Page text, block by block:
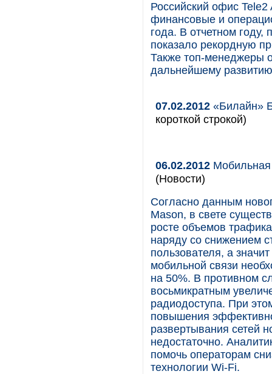
Российский офис
финансовые и
года. В отчетном году,
показало рекордную
Также топ-менеджеры
дальнейшему
07.02.2012 «Билайн»
короткой строкой)
06.02.2012 Мобильная
(Новости)
Согласно данным
Mason, в свете
росте объемов
наряду со снижением
пользователя, а
мобильной связи
на 50%. В противном
восьмикратным
радиодоступа. При
повышения
развертывания сетей
недостаточно.
помочь операторам
технологии Wi-Fi.